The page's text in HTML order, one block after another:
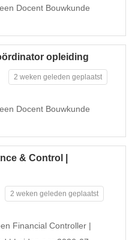
Docent Bouwkunde
opleiding
2 weken geleden geplaatst
Docent Bouwkunde
& Control |
2 weken geleden geplaatst
Financial Controller |